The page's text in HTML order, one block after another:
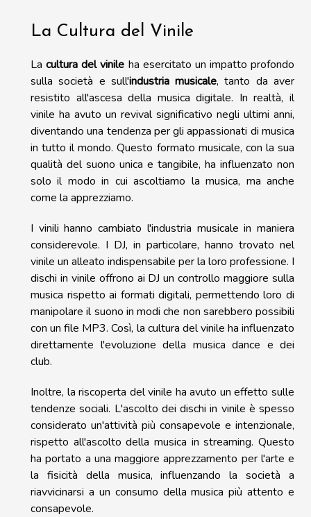
La Cultura del Vinile
Lacultura del vinile ha esercitato un impatto profondo
sulla società e sull'industria musicale, tanto da aver
resistito all'ascesa della musica digitale. In realtà, il
vinile ha avuto un revival significativo negli ultimi anni,
diventando una tendenza per gli appassionati di musica
in tutto il mondo. Questo formato musicale, con la sua
qualità del suono unica e tangibile, ha influenzato non
solo il modo in cui ascoltiamo la musica, ma anche
come la apprezziamo.
I vinili hanno cambiato l'industria musicale in maniera
considerevole. I DJ, in particolare, hanno trovato nel
vinile un alleato indispensabile per la loro professione. I
dischi in vinile offrono ai DJ un controllo maggiore sulla
musica rispetto ai formati digitali, permettendo loro di
manipolare il suono in modi che non sarebbero possibili
con un file MP3. Così, la cultura del vinile ha influenzato
direttamente l'evoluzione della musica dance e dei
club.
Inoltre, la riscoperta del vinile ha avuto un effetto sulle
tendenze sociali. L'ascolto dei dischi in vinile è spesso
considerato un'attività più consapevole e intenzionale,
rispetto all'ascolto della musica in streaming. Questo
ha portato a una maggiore apprezzamento per l'arte e
la fisicità della musica, influenzando la società a
riavvicinarsi a un consumo della musica più attento e
consapevole.